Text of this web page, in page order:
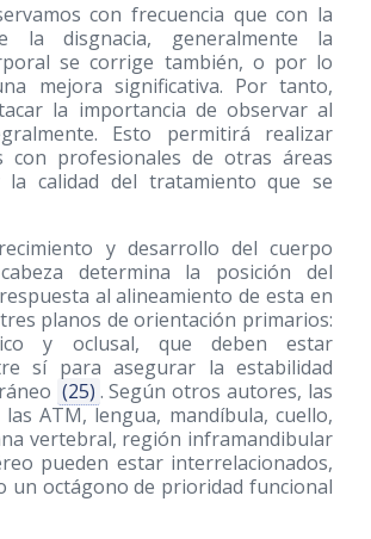
con frecuencia que con la
la disgnacia, generalmente la
se corrige también, o por lo
mejora significativa. Por tanto,
la importancia de observar al
Esto permitirá realizar
con profesionales de otras áreas
la calidad del tratamiento que se
y desarrollo del cuerpo
determina la posición del
al alineamiento de esta en
planos de orientación primarios:
y oclusal, que deben estar
sí para asegurar la estabilidad
(25) . Según otros autores, las
ATM, lengua, mandíbula, cuello,
vertebral, región inframandibular
pueden estar interrelacionados,
un octágono de prioridad funcional